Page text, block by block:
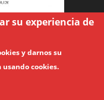
su experiencia de
y darnos su
cookies.